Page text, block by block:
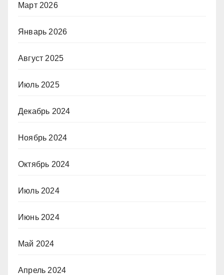
Март 2026
Январь 2026
Август 2025
Июль 2025
Декабрь 2024
Ноябрь 2024
Октябрь 2024
Июль 2024
Июнь 2024
Май 2024
Апрель 2024